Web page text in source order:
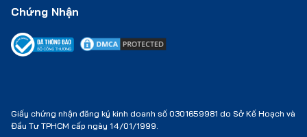
Chứng Nhận
Giấy chứng nhận đăng ký kinh doanh số 0301659981 do Sở Kế Hoạch và
Đầu Tư TPHCM cấp ngày 14/01/1999.